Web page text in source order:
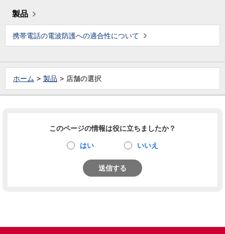
製品
携帯電話の電波防護への適合性について
ホーム 製品 店舗の選択
このページの情報は役に立ちましたか？
はい いいえ
送信する